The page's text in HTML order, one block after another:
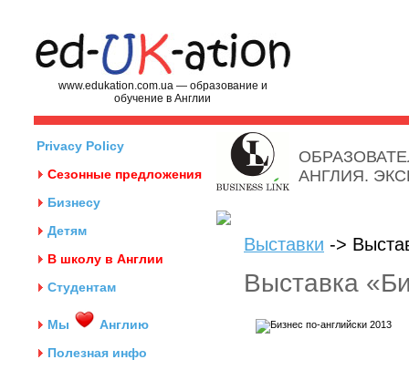
www.edukation.com.ua — образование и
обучение в Англии
Privacy Policy
Сезонные предложения
Бизнесу
Детям
В школу в Англии
Студентам
Мы
Англию
Полезная инфо
АНГЛИЯ.
Выставки ->
Выставка